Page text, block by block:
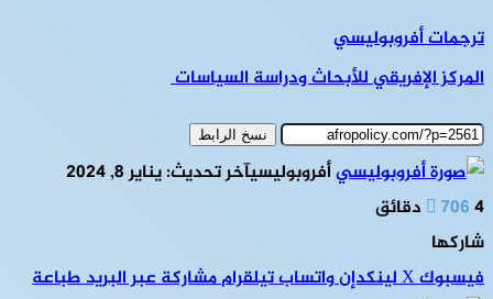
ترجمات أفروبوليسي
المركز الإفريقي للأبحاث ودراسة السياسات
نسخ الرابط
أفروبوليسيآخر تحديث: يناير 8, 2024
7064 دقائق
شاركها
فيسبوك‫Xلينكدإنواتسابتيلقراممشاركة عبر البريدطباعة